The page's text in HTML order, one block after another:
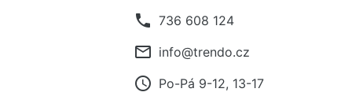
phone 736 608 124
mail_outline info@trendo.cz
access_time Po-Pá 9-12, 13-17